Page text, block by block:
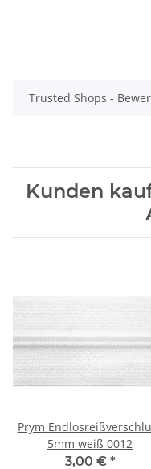
Trusted Shops -
Kunden
Prym
5mm weiß 0012
3,00 € *